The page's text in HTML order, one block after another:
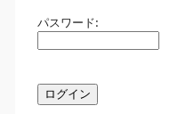
パスワード: